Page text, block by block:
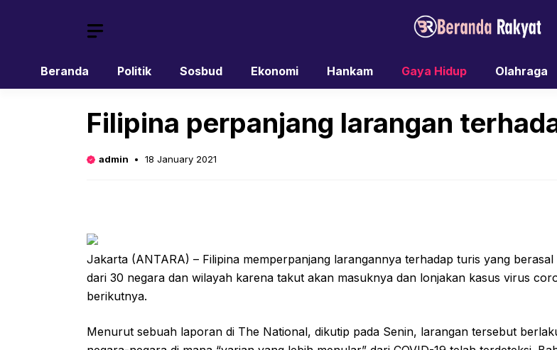
Beranda Politik Sosbud Ekonomi Hankam Gaya Hidup Olahraga
Filipina perpanjang larangan
admin 18 January 2021
Jakarta (ANTARA) – Filipina memperpanjang larangannya terhadap turis yang berasal
dari 30 negara dan wilayah karena takut akan masuknya dan lonjakan kasus virus
berikutnya.
Menurut sebuah laporan di The National, dikutip pada Senin, larangan tersebut